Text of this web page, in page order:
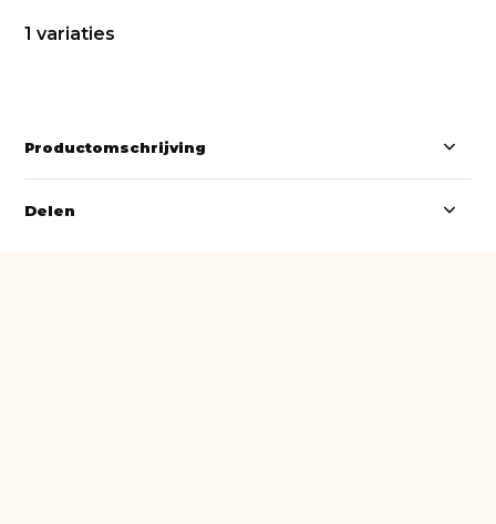
1 variaties
Productomschrijving
Delen